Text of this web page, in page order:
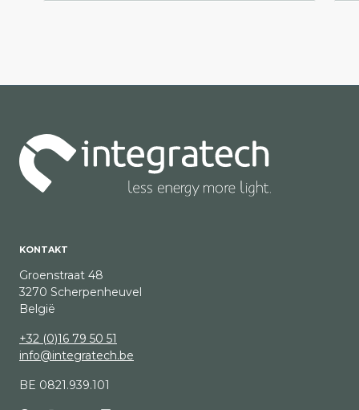
KONTAKT
Groenstraat 48
3270 Scherpenheuvel
België
+32 (0)16 79 50 51
info@integratech.be
BE 0821.939.101